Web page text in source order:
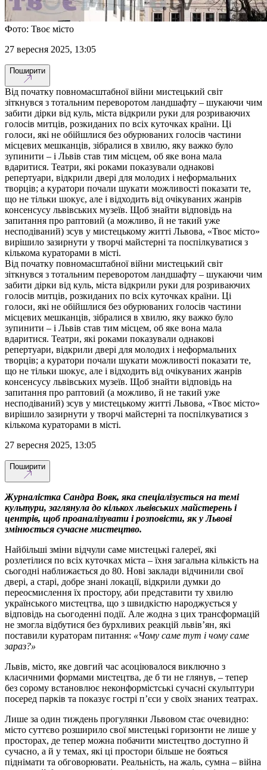
Фото: Твоє місто
27 вересня 2025, 13:05
Поширити
Від початку повномасштабної війни мистецький світ
зіткнувся з тотальним переворотом ландшафту – шукаючи чим
забити дірки від куль, міста відкрили руки для розриваючих
голосів митців, розкиданих по всіх куточках країни. Ці
голоси, які не обійшлися без обурюваних голосів частини
місцевих мешканців, зібралися в хвилю, яку важко було
зупинити – і Львів став тим місцем, об яке вона мала
вдаритися. Театри, які роками показували однакові
репертуари, відкрили двері для молодих і неформальних
творців; а куратори почали шукати можливості показати те,
що не тільки шокує, але і відходить від очікуваних жанрів
консенсусу львівських музеїв. Щоб знайти відповідь на
запитання про раптовий (а можливо, й не такий уже
несподіваний) зсув у мистецькому житті Львова, «Твоє місто»
вирішило зазирнути у творчі майстерні та поспілкуватися з
кількома кураторами в місті.
Від початку повномасштабної війни мистецький світ
зіткнувся з тотальним переворотом ландшафту – шукаючи чим
забити дірки від куль, міста відкрили руки для розриваючих
голосів митців, розкиданих по всіх куточках країни. Ці
голоси, які не обійшлися без обурюваних голосів частини
місцевих мешканців, зібралися в хвилю, яку важко було
зупинити – і Львів став тим місцем, об яке вона мала
вдаритися. Театри, які роками показували однакові
репертуари, відкрили двері для молодих і неформальних
творців; а куратори почали шукати можливості показати те,
що не тільки шокує, але і відходить від очікуваних жанрів
консенсусу львівських музеїв. Щоб знайти відповідь на
запитання про раптовий (а можливо, й не такий уже
несподіваний) зсув у мистецькому житті Львова, «Твоє місто»
вирішило зазирнути у творчі майстерні та поспілкуватися з
кількома кураторами в місті.
27 вересня 2025, 13:05
Поширити
Журналістка Сандра Вовк, яка спеціалізується на темі
культури, заглянула до кількох львівських майстерень і
центрів, щоб проаналізувати і розповісти, як у Львові
змінюється сучасне мистецтво.
Найбільші зміни відчули саме мистецькі галереї, які
розлетілися по всіх куточках міста – їхня загальна кількість на
сьогодні наближається до 80. Нові заклади відчинили свої
двері, а старі, добре знані локації, відкрили думки до
переосмислення їх простору, аби представити ту хвилю
українського мистецтва, що з швидкістю народжується у
відповідь на сьогоденні події. Але жодна з цих трансформацій
не змогла відбутися без бурхливих реакцій львів’ян, які
поставили кураторам питання: «Чому саме тут і чому саме
зараз?»
Львів, місто, яке довгий час асоціювалося виключно з
класичними формами мистецтва, де б ти не глянув, – тепер
без сорому встановлює неконформістські сучасні скульптури
посеред парків та показує гострі п’єси у своїх знаних театрах.
Лише за один тиждень прогулянки Львовом стає очевидно:
місто суттєво розширило свої мистецькі горизонти не лише у
просторах, де тепер можна побачити мистецтво доступно й
сучасно, а й у темах, які ці простори більше не бояться
піднімати та обговорювати. Реальність, на жаль, сумна – війна